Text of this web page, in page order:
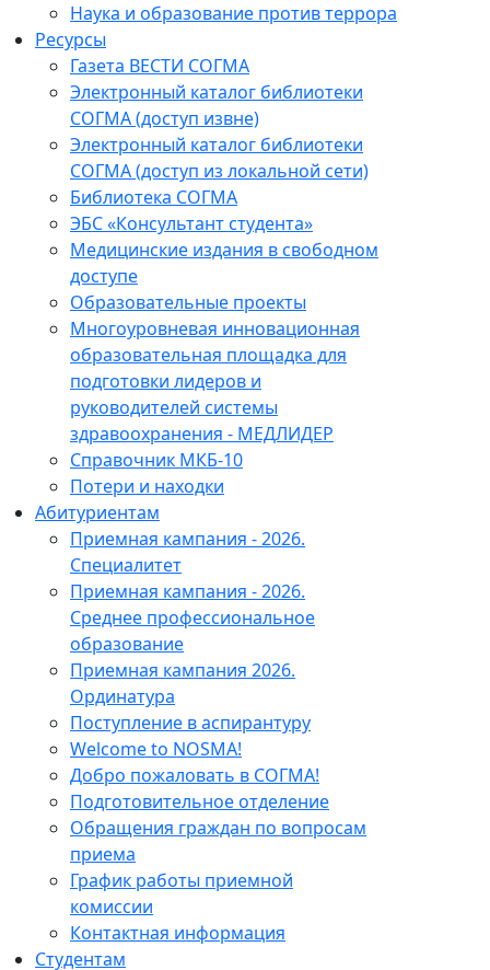
Наука и образование против террора
Ресурсы
Газета ВЕСТИ СОГМА
Электронный каталог библиотеки
СОГМА (доступ извне)
Электронный каталог библиотеки
СОГМА (доступ из локальной сети)
Библиотека СОГМА
ЭБС «Консультант студента»
Медицинские издания в свободном
доступе
Образовательные проекты
Многоуровневая инновационная
образовательная площадка для
подготовки лидеров и
руководителей системы
здравоохранения - МЕДЛИДЕР
Справочник МКБ-10
Потери и находки
Абитуриентам
Приемная кампания - 2026.
Специалитет
Приемная кампания - 2026.
Среднее профессиональное
образование
Приемная кампания 2026.
Ординатура
Поступление в аспирантуру
Welcome to NOSMA!
Добро пожаловать в СОГМА!
Подготовительное отделение
Обращения граждан по вопросам
приема
График работы приемной
комиссии
Контактная информация
Студентам